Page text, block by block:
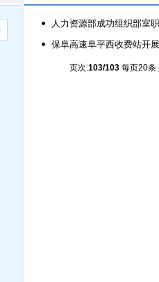
人力资源部成功组织部室
保阜高速阜平西收费站开
页次:103/103 每页20条